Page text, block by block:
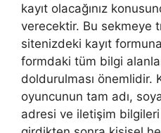
kayıt olacağınız
verecektir. Bu sekmeye
sitenizdeki kayıt
formdaki tüm bilgi
doldurulması önemlidir.
oyuncunun tam adı,
adresi ve iletişim